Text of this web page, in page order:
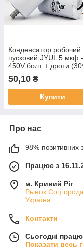
Конденсатор робочий
пусковий JYUL 5 мкф -
450V болт + дроти
50,10 ₴
Купити
Про нас
98% позитивних з
Працює з
м. Кривий Ріг
Рынок
Україна
Контакти
Сьогодні
Показати весь